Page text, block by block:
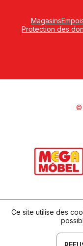
Magasins
Protection des
©
Ce site utilise des